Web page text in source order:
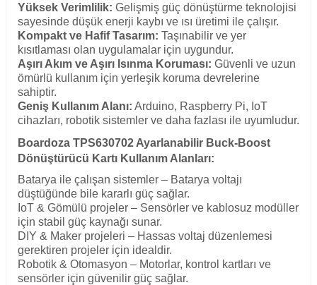
Yüksek Verimlilik: Gelişmiş güç dönüştürme teknolojisi
sayesinde düşük enerji kaybı ve ısı üretimi ile çalışır.
Kompakt ve Hafif Tasarım: Taşınabilir ve yer
kısıtlaması olan uygulamalar için uygundur.
Aşırı Akım ve Aşırı Isınma Koruması: Güvenli ve uzun
ömürlü kullanım için yerleşik koruma devrelerine
sahiptir.
Geniş Kullanım Alanı: Arduino, Raspberry Pi, IoT
cihazları, robotik sistemler ve daha fazlası ile uyumludur.
Boardoza TPS630702 Ayarlanabilir Buck-Boost
Dönüştürücü Kartı Kullanım Alanları:
Batarya ile çalışan sistemler – Batarya voltajı
düştüğünde bile kararlı güç sağlar.
IoT & Gömülü projeler – Sensörler ve kablosuz modüller
için stabil güç kaynağı sunar.
DIY & Maker projeleri – Hassas voltaj düzenlemesi
gerektiren projeler için idealdir.
Robotik & Otomasyon – Motorlar, kontrol kartları ve
sensörler için güvenilir güç sağlar.